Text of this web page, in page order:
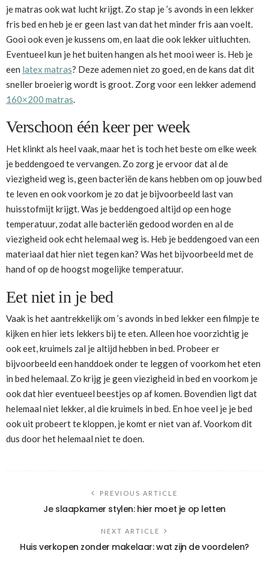
je matras ook wat lucht krijgt. Zo stap je ’s avonds in een lekker
fris bed en heb je er geen last van dat het minder fris aan voelt.
Gooi ook even je kussens om, en laat die ook lekker uitluchten.
Eventueel kun je het buiten hangen als het mooi weer is. Heb je
een latex matras? Deze ademen niet zo goed, en de kans dat dit
sneller broeierig wordt is groot. Zorg voor een lekker ademend
160×200 matras.
Verschoon één keer per week
Het klinkt als heel vaak, maar het is toch het beste om elke week
je beddengoed te vervangen. Zo zorg je ervoor dat al de
viezigheid weg is, geen bacteriën de kans hebben om op jouw bed
te leven en ook voorkom je zo dat je bijvoorbeeld last van
huisstofmijt krijgt. Was je beddengoed altijd op een hoge
temperatuur, zodat alle bacteriën gedood worden en al de
viezigheid ook echt helemaal weg is. Heb je beddengoed van een
materiaal dat hier niet tegen kan? Was het bijvoorbeeld met de
hand of op de hoogst mogelijke temperatuur.
Eet niet in je bed
Vaak is het aantrekkelijk om ’s avonds in bed lekker een filmpje te
kijken en hier iets lekkers bij te eten. Alleen hoe voorzichtig je
ook eet, kruimels zal je altijd hebben in bed. Probeer er
bijvoorbeeld een handdoek onder te leggen of voorkom het eten
in bed helemaal. Zo krijg je geen viezigheid in bed en voorkom je
ook dat hier eventueel beestjes op af komen. Bovendien ligt dat
helemaal niet lekker, al die kruimels in bed. En hoe veel je je bed
ook uit probeert te kloppen, je komt er niet van af. Voorkom dit
dus door het helemaal niet te doen.
PREVIOUS ARTICLE
Je slaapkamer stylen: hier moet je op letten
NEXT ARTICLE
Huis verkopen zonder makelaar: wat zijn de voordelen?